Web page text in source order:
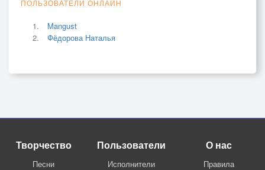
ПОЛЬЗОВАТЕЛИ ОНЛАЙН
Mangust
Фёдорова Наталья
Творчество
Песни
Пользователи
Исполнители
О нас
Правила